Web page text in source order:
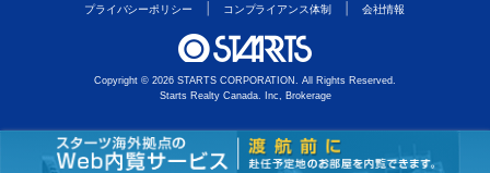
プライバシーポリシー コンプライアンス体制 会社情報
Copyright © 2026 STARTS CORPORATION. All Rights Reserved.
Starts Realty Canada. Inc, Brokerage